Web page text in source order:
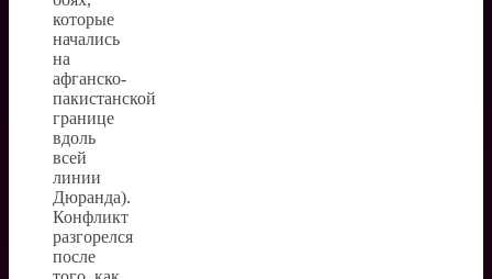
которые
начались
на
афганско-
пакистанской
границе
вдоль
всей
линии
Дюранда).
Конфликт
разгорелся
после